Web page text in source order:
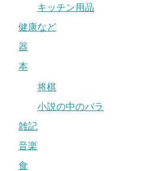
キッチン用品
健康など
器
本
将棋
小説の中のバラ
雑記
音楽
食